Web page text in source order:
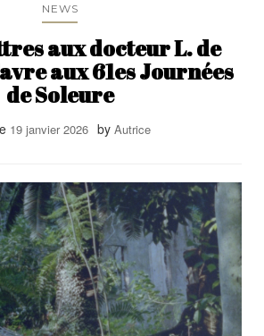
NEWS
aux docteur L. de
aux 61es Journées
de Soleure
19 janvier 2026 by Autrice